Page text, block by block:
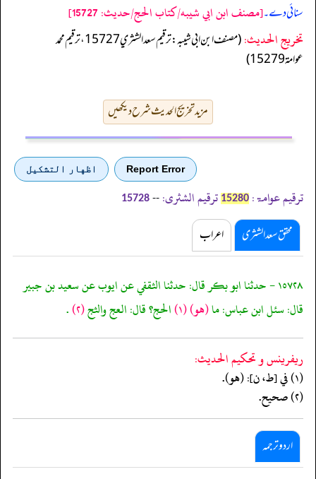
سنائی دے۔[مصنف ابن ابي شيبه/كتاب الحج/حدیث: 15727]
تخریج الحدیث:
(مصنف ابن ابي شيبه: ترقيم سعد الشثري 15727، ترقيم محمد
عوامة 15279)
مزید تخریج الحدیث شرح دیکھیں
Report Error اظهار التشكيل
ترقیم عوامۃ: 15280 ترقیم الشثری: --
15728
محقق سعد الشثری اعراب
١٥٧٢٨ - حدثنا ابو بكر قال: حدثنا الثقفي عن ايوب عن سعيد بن جبير
قال: سئل ابن عباس: ما(هو)(١) الحج؟ قال: العج والثج(٢) .
ريفرينس و تحكيم الحدیث:
(١) في [ط، ن]: (هو).
(٢) صحيح.
اردو ترجمہ